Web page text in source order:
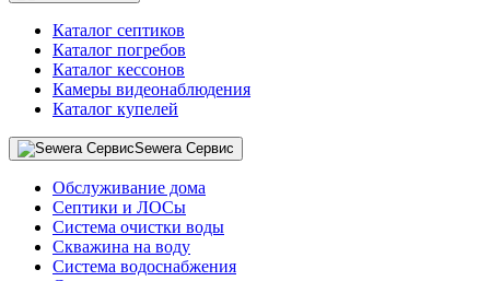
Каталог септиков
Каталог погребов
Каталог кессонов
Камеры видеонаблюдения
Каталог купелей
Sewera Сервис
Обслуживание дома
Септики и ЛОСы
Система очистки воды
Скважина на воду
Система водоснабжения